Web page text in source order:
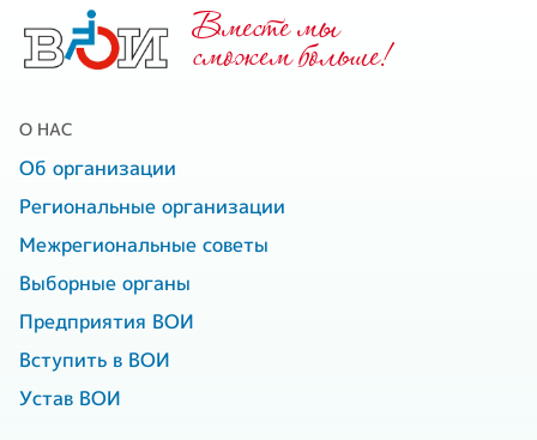
Вместе мы
cможем больше!
О НАС
Об организации
Региональные организации
Межрегиональные советы
Выборные органы
Предприятия ВОИ
Вступить в ВОИ
Устав ВОИ